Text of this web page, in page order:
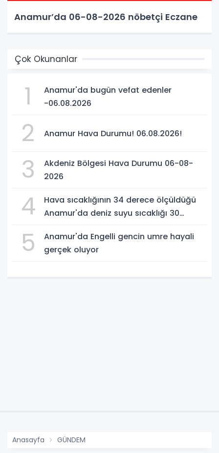
Anamur’da 06-08-2026 nöbetçi Eczane
Çok Okunanlar
1
Anamur'da bugün vefat edenler
-06.08.2026
2 Anamur Hava Durumu! 06.08.2026!
3
Akdeniz Bölgesi Hava Durumu 06-08-
2026
4
Hava sıcaklığının 34 derece ölçüldüğü
Anamur'da deniz suyu sıcaklığı 30
5
Anamur'da Engelli gencin umre hayali
gerçek oluyor
Anasayfa GÜNDEM